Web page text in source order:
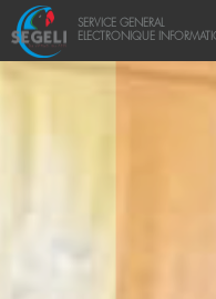
Une question?
+237 696 699 720 -
SERVICE GENERAL
ELECTRONIQUE